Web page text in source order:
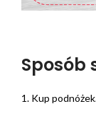
Sposób
1. Kup